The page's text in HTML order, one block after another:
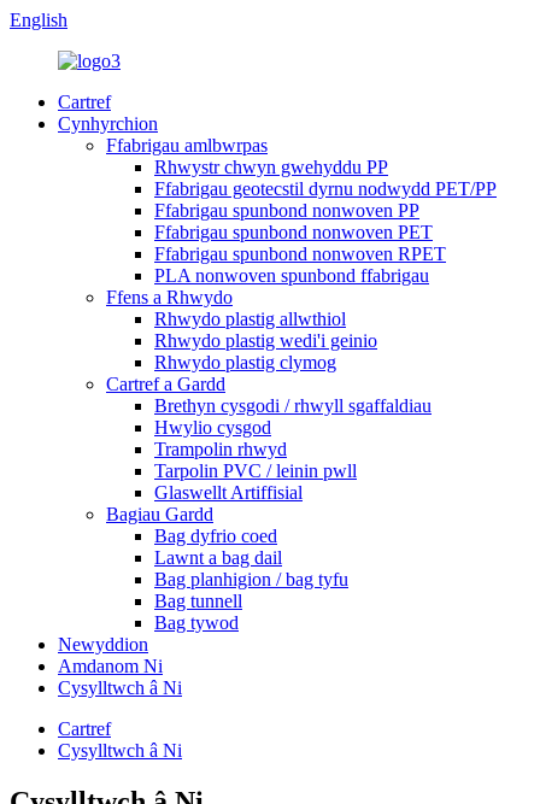
English
Cartref
Cynhyrchion
Ffabrigau amlbwrpas
Rhwystr chwyn gwehyddu PP
Ffabrigau geotecstil dyrnu nodwydd PET/PP
Ffabrigau spunbond nonwoven PP
Ffabrigau spunbond nonwoven PET
Ffabrigau spunbond nonwoven RPET
PLA nonwoven spunbond ffabrigau
Ffens a Rhwydo
Rhwydo plastig allwthiol
Rhwydo plastig wedi'i geinio
Rhwydo plastig clymog
Cartref a Gardd
Brethyn cysgodi / rhwyll sgaffaldiau
Hwylio cysgod
Trampolin rhwyd
Tarpolin PVC / leinin pwll
Glaswellt Artiffisial
Bagiau Gardd
Bag dyfrio coed
Lawnt a bag dail
Bag planhigion / bag tyfu
Bag tunnell
Bag tywod
Newyddion
Amdanom Ni
Cysylltwch â Ni
Cartref
Cysylltwch â Ni